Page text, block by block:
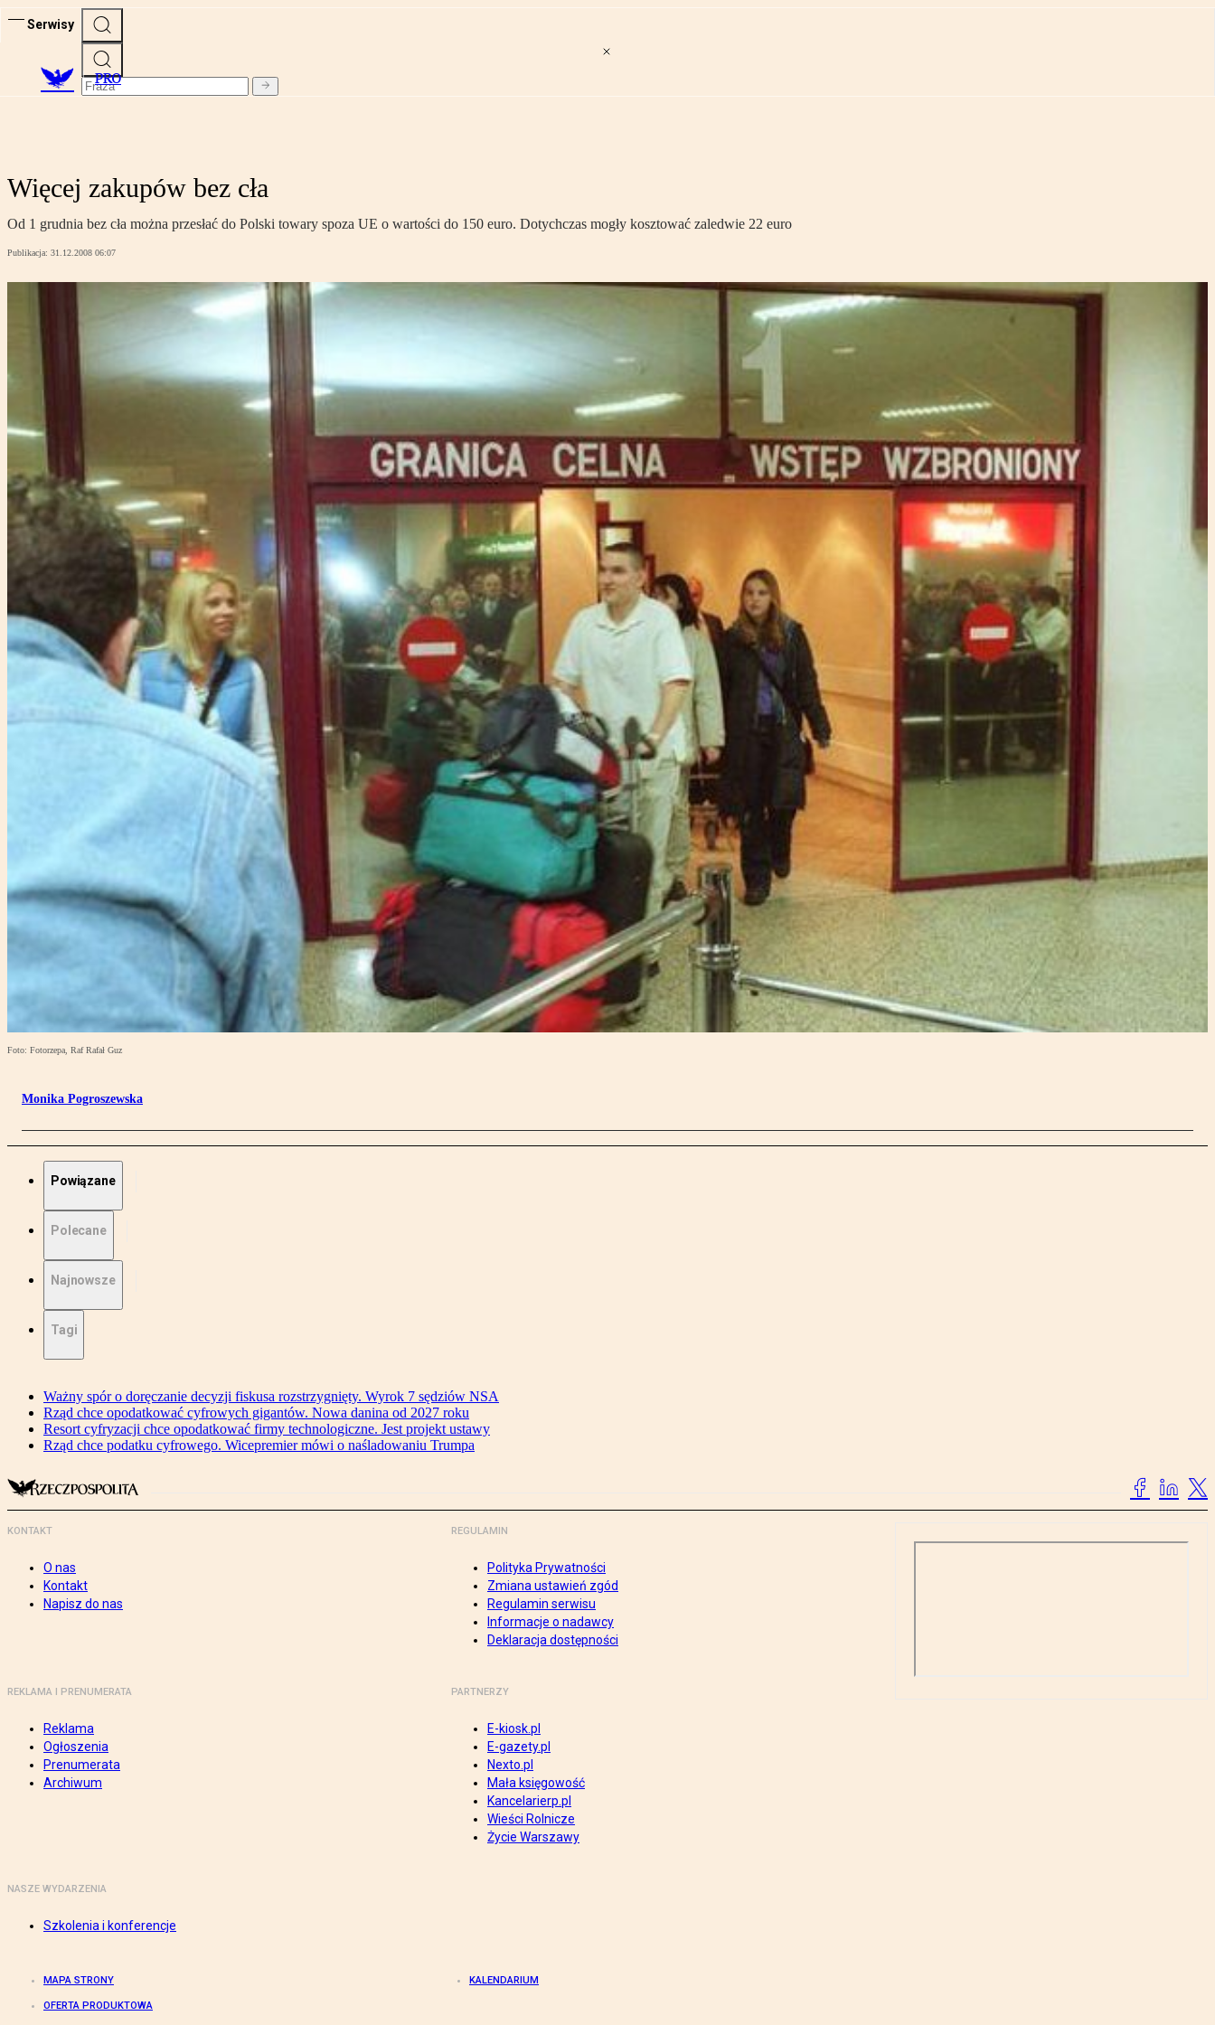
Serwisy
PRO
Więcej zakupów bez cła
Od 1 grudnia bez cła można przesłać do Polski towary spoza UE o wartości do 150 euro. Dotychczas mogły kosztować zaledwie 22 euro
Publikacja: 31.12.2008 06:07
Foto: Fotorzepa, Raf Rafał Guz
Monika Pogroszewska
Powiązane
Polecane
Najnowsze
Tagi
Ważny spór o doręczanie decyzji fiskusa rozstrzygnięty. Wyrok 7 sędziów NSA
Rząd chce opodatkować cyfrowych gigantów. Nowa danina od 2027 roku
Resort cyfryzacji chce opodatkować firmy technologiczne. Jest projekt ustawy
Rząd chce podatku cyfrowego. Wicepremier mówi o naśladowaniu Trumpa
KONTAKT
O nas
Kontakt
Napisz do nas
REGULAMIN
Polityka Prywatności
Zmiana ustawień zgód
Regulamin serwisu
Informacje o nadawcy
Deklaracja dostępności
REKLAMA I PRENUMERATA
Reklama
Ogłoszenia
Prenumerata
Archiwum
PARTNERZY
E-kiosk.pl
E-gazety.pl
Nexto.pl
Mała księgowość
Kancelarierp.pl
Wieści Rolnicze
Życie Warszawy
NASZE WYDARZENIA
Szkolenia i konferencje
MAPA STRONY KALENDARIUM
OFERTA PRODUKTOWA